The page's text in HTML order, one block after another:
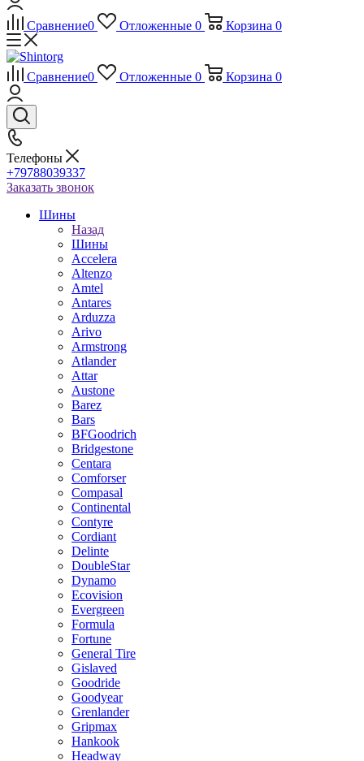
Сравнение0 Отложенные 0 Корзина 0
Сравнение0 Отложенные 0 Корзина 0
Телефоны
+79788039337
Заказать звонок
Шины
Назад
Шины
Accelera
Altenzo
Amtel
Antares
Arduzza
Arivo
Armstrong
Atlander
Attar
Austone
Barez
Bars
BFGoodrich
Bridgestone
Centara
Comforser
Compasal
Continental
Contyre
Cordiant
Delinte
DoubleStar
Dynamo
Ecovision
Evergreen
Formula
Fortune
General Tire
Gislaved
Goodride
Goodyear
Grenlander
Gripmax
Hankook
Headway